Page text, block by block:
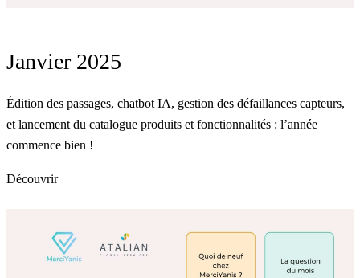
Janvier 2025
Édition des passages, chatbot IA, gestion des défaillances capteurs,
et lancement du catalogue produits et fonctionnalités : l’année
commence bien !
Découvrir